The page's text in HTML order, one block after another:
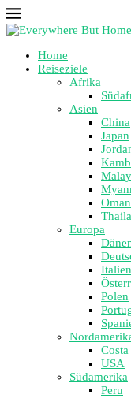
Home
Reiseziele
Afrika
Asien
China
Japan
Oman
Europa
Italien
Polen
USA
Südamerika
Peru